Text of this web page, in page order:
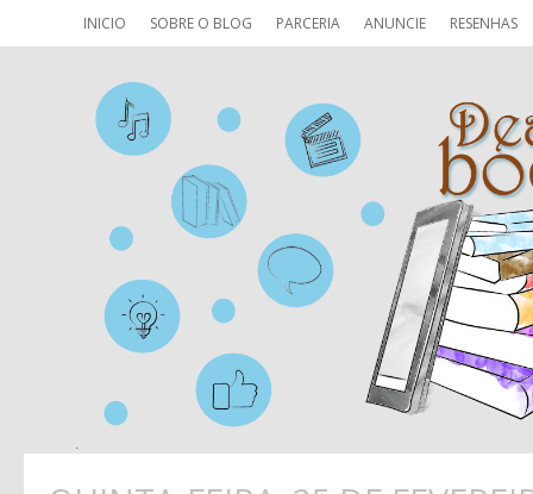
INICIO SOBRE O BLOG PARCERIA ANUNCIE RESENHAS